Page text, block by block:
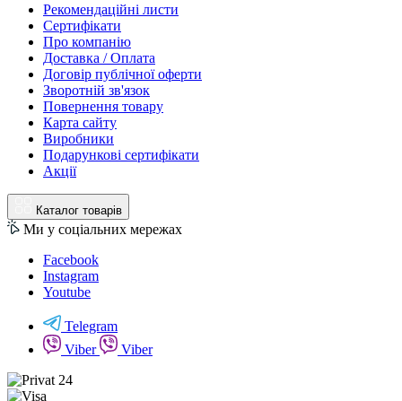
Рекомендаційні листи
Сертифікати
Про компанію
Доставка / Оплата
Договір публічної оферти
Зворотній зв'язок
Повернення товару
Карта сайту
Виробники
Подарункові сертифікати
Акції
Каталог товарів
Ми у соціальних мережах
Facebook
Instagram
Youtube
Telegram
Viber
Viber